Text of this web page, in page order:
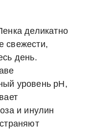
деликатно
свежести,
день.
уровень рН,
и инулин